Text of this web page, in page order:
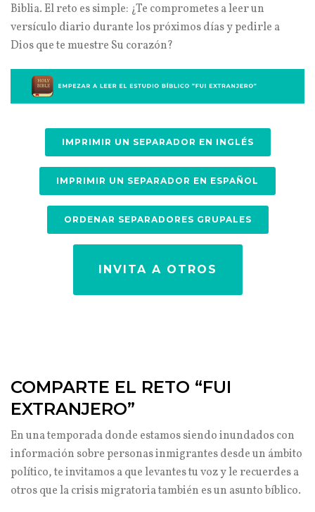
Biblia. El reto es simple: ¿Te comprometes a leer un
versículo diario durante los próximos días y pedirle a
Dios que te muestre Su corazón?
IMPRIMIR UN SEPARADOR EN INGLÉS
IMPRIMIR UN SEPARADOR EN ESPAÑOL
ORDENAR SEPARADORES GRUPALES
INVITA A OTROS
COMPARTE EL RETO “FUI
EXTRANJERO”
En una temporada donde estamos siendo inundados con
información sobre personas inmigrantes desde un ámbito
político, te invitamos a que levantes tu voz y le recuerdes a
otros que la crisis migratoria también es un asunto bíblico.